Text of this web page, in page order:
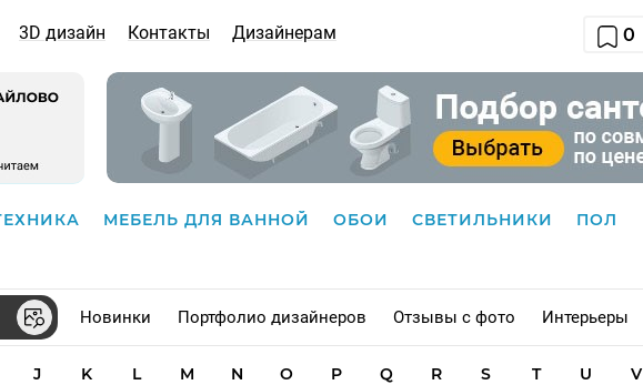
3D дизайн Контакты Дизайнерам 0
МЕБЕЛЬ ДЛЯ ВАННОЙ ОБОИ СВЕТИЛЬНИКИ ПОЛ
Новинки Портфолио дизайнеров Отзывы с фото Интерьеры
J K L M N O P Q R S T U V